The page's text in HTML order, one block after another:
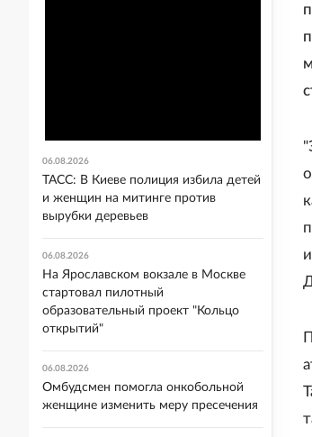
06.08.2026
ТАСС: В Киеве полиция избила детей
и женщин на митинге против
вырубки деревьев
06.08.2026
На Ярославском вокзале в Москве
стартовал пилотный
образовательный проект "Кольцо
открытий"
06.08.2026
Омбудсмен помогла онкобольной
женщине изменить меру пресечения